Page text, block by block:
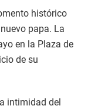
histórico
papa. La
en la Plaza de
de su
intimidad del